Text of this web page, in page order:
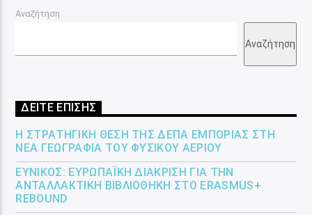
Αναζήτηση
Αναζήτηση
ΔΕΙΤΕ ΕΠΙΣΗΣ
Η ΣΤΡΑΤΗΓΙΚΉ ΘΈΣΗ ΤΗΣ ΔΕΠΑ ΕΜΠΟΡΊΑΣ ΣΤΗ
ΝΈΑ ΓΕΩΓΡΑΦΊΑ ΤΟΥ ΦΥΣΙΚΟΎ ΑΕΡΊΟΥ
ΕΎΝΙΚΟΣ: ΕΥΡΩΠΑΪΚΉ ΔΙΆΚΡΙΣΗ ΓΙΑ ΤΗΝ
ΑΝΤΑΛΛΑΚΤΙΚΉ ΒΙΒΛΙΟΘΉΚΗ ΣΤΟ ERASMUS+
REBOUND